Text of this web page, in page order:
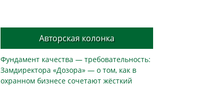
Авторская колонка
Фундамент качества — требовательность:
Замдиректора «Дозора» — о том, как в
охранном бизнесe сочетают жёсткий